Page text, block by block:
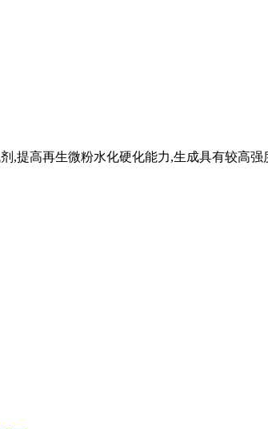
,提高再生微粉水化硬化能力,生成具有较高